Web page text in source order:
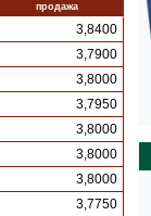
продажа
3,8400
3,7900
3,8000
3,7950
3,8000
3,8000
3,8000
3,7750